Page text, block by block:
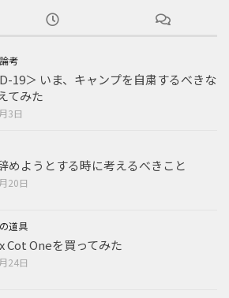
考
19＞ いま、キャンプを自粛するべきな
てみた
3日
めようとする時に考えるべきこと
20日
道具
Cot Oneを買ってみた
24日